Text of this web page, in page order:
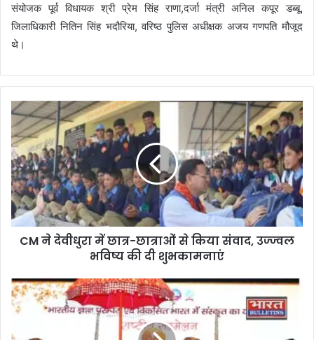
संयोजक पूर्व विधायक श्री प्रेम सिंह राणा,दर्जा मंत्री अनिल कपूर डब्बू,
जिलाधिकारी नितिन सिंह भदौरिया, वरिष्ठ पुलिस अधीक्षक अजय गणपति मौजूद
थे।
CM ने देवीधुरा में छात्र-छात्राओं से किया संवाद, उज्ज्वल
भविष्य की दी शुभकामनाएं